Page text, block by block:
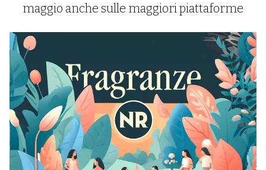
maggio anche sulle maggiori piattaforme